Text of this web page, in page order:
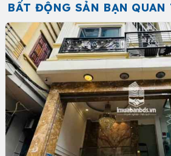
BẤT ĐỘNG SẢN BẠN QUAN